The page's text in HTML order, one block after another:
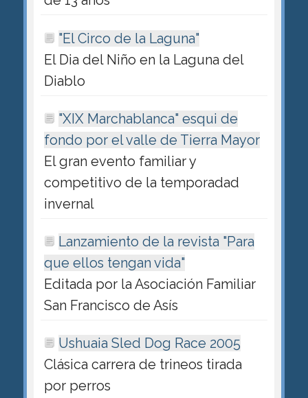
"El Circo de la Laguna"
El Dia del Niño en la Laguna del
Diablo
"XIX Marchablanca" esqui de
fondo por el valle de Tierra Mayor
El gran evento familiar y
competitivo de la temporadad
invernal
Lanzamiento de la revista "Para
que ellos tengan vida"
Editada por la Asociación Familiar
San Francisco de Asís
Ushuaia Sled Dog Race 2005
Clásica carrera de trineos tirada
por perros